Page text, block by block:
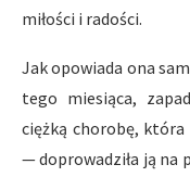
miłości i radości.
Jak opowiada ona
tego miesiąca,
ciężką chorobę,
— doprowadziła ją na